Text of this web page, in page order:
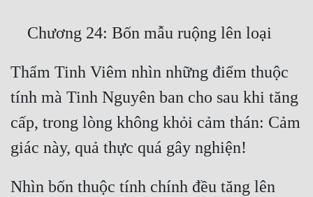
Truyện Nhập Môn
Truyện ngắn
Xa Lộ Dịch
Cung Đấu
Thẩm Tinh Viêm nhìn những điểm thuộc
tính mà Tinh Nguyên ban cho sau khi tăng
cấp, trong lòng không khỏi cảm thán: Cảm
Nhìn bốn thuộc tính chính đều tăng lên